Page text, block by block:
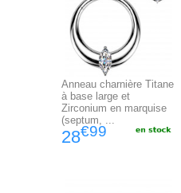
Anneau charnière Titane
à base large et
Zirconium en marquise
(septum, ...
28€99